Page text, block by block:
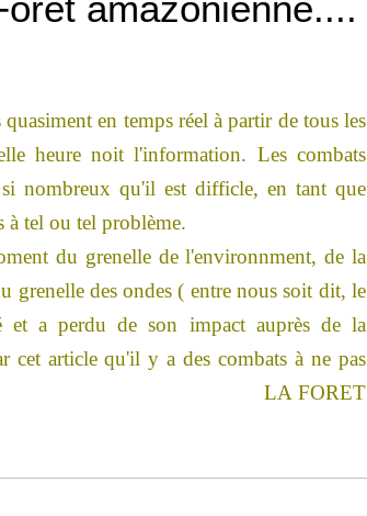
en temps réel à partir de tous les
heure noit l'information. Les combats
nombreux qu'il est difficle, en tant que
à tel ou tel problème.
du grenelle de l'environnment, de la
grenelle des ondes ( entre nous soit dit, le
et a perdu de son impact auprès de la
cet article qu'il y a des combats à ne pas
oublier : LA FORET